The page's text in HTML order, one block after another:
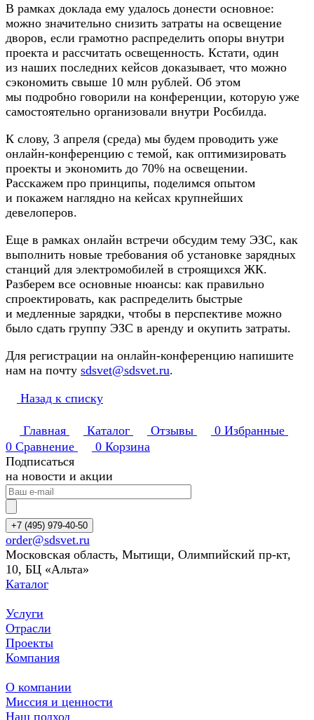
В рамках доклада ему удалось донести основное:
можно значительно снизить затраты на освещение
дворов, если грамотно распределить опоры внутри
проекта и рассчитать освещенность. Кстати, один
из наших последних кейсов доказывает, что можно
сэкономить свыше 10 млн рублей. Об этом
мы подробно говорили на конференции, которую уже
самостоятельно организовали внутри Росбилда.
К слову, 3 апреля (среда) мы будем проводить уже
онлайн-конференцию с темой, как оптимизировать
проекты и экономить до 70% на освещении.
Расскажем про принципы, поделимся опытом
и покажем наглядно на кейсах крупнейших
девелоперов.
Еще в рамках онлайн встречи обсудим тему ЭЗС, как
выполнить новые требования об установке зарядных
станций для электромобилей в строящихся ЖК.
Разберем все основные нюансы: как правильно
спроектировать, как распределить быстрые
и медленные зарядки, чтобы в перспективе можно
было сдать группу ЭЗС в аренду и окупить затраты.
Для регистрации на онлайн-конференцию напишите
нам на почту sdsvet@sdsvet.ru.
Назад к списку
Главная Каталог Отзывы 0 Избранные
0 Сравнение 0 Корзина
Подписаться
на новости и акции
+7 (495) 979-40-50
order@sdsvet.ru
Московская область, Мытищи, Олимпийский пр-кт,
10, БЦ «Альта»
Каталог
Услуги
Отрасли
Проекты
Компания
О компании
Миссия и ценности
Наш подход